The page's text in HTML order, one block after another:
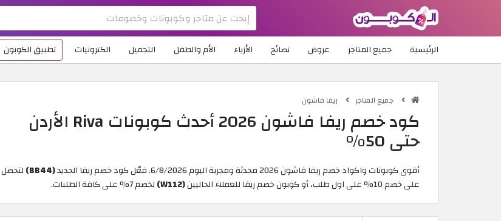
الرئيسية جميع المتاجر عروض نصائح الأزياء الأم والطفل التجميل الكترونيات تطبيق الكوبون
جميع المتاجر ريفا فاشون
كود خصم ريفا فاشون 2026 أحدث كوبونات Riva الأردن
حتى 50%
أقوى كوبونات واكواد خصم ريفا فاشون 2026 محدثة ومجربة اليوم 6/8/2026. فعّل كود خصم ريفا الجديد (BB44)
لتحصل
على خصم 10% على اول طلب، أو كوبون خصم ريفا للعملاء الحاليين
(W112) لخصم 7% على كافة الطلبات.